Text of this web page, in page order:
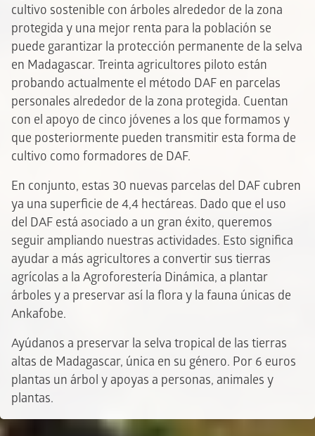
cultivo sostenible con árboles alrededor de la zona
protegida y una mejor renta para la población se
puede garantizar la protección permanente de la selva
en Madagascar. Treinta agricultores piloto están
probando actualmente el método DAF en parcelas
personales alrededor de la zona protegida. Cuentan
con el apoyo de cinco jóvenes a los que formamos y
que posteriormente pueden transmitir esta forma de
cultivo como formadores de DAF.
En conjunto, estas 30 nuevas parcelas del DAF cubren
ya una superficie de 4,4 hectáreas. Dado que el uso
del DAF está asociado a un gran éxito, queremos
seguir ampliando nuestras actividades. Esto significa
ayudar a más agricultores a convertir sus tierras
agrícolas a la Agroforestería Dinámica, a plantar
árboles y a preservar así la flora y la fauna únicas de
Ankafobe.
Ayúdanos a preservar la selva tropical de las tierras
altas de Madagascar, única en su género. Por 6 euros
plantas un árbol y apoyas a personas, animales y
plantas.